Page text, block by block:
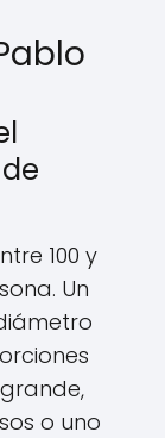
100 y
Un
o uno